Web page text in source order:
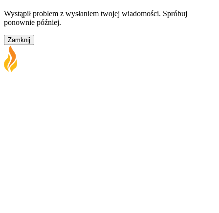
Wystąpił problem z wysłaniem twojej wiadomości. Spróbuj
ponownie później.
Zamknij